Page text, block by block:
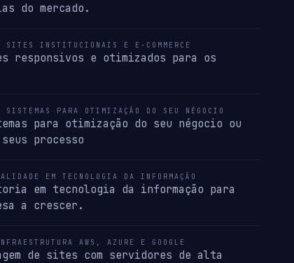
do mercado.
SITES INSTITUCIONAIS E E-COMMERCE
responsivos e otimizados para os
SISTEMAS PARA OTIMIZAÇÃO DO SEU NÉGOCIO
para otimização do seu négocio ou
processo
EM TECNOLOGIA DA INFORMAÇÃO
em tecnologia da informação para
a crescer.
AWS, AZURE E GOOGLE
de sites com servidores de alta